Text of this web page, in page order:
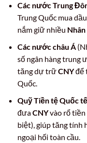
Các nước Trung
Trung Quốc mua
nắm giữ nhiều
Các nước châu Á
số ngân hàng trung
tăng dự trữCNYđể
Quốc.
Quỹ Tiền tệ Quốc
đưaCNYvào rổ tiền
biệt), giúp tăng tính
ngoại hối toàn cầu.